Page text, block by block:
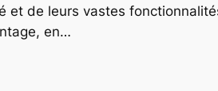
de leurs vastes
en…